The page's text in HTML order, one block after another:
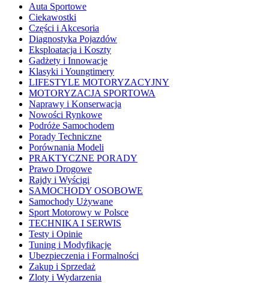
Auta Sportowe
Ciekawostki
Części i Akcesoria
Diagnostyka Pojazdów
Eksploatacja i Koszty
Gadżety i Innowacje
Klasyki i Youngtimery
LIFESTYLE MOTORYZACYJNY
MOTORYZACJA SPORTOWA
Naprawy i Konserwacja
Nowości Rynkowe
Podróże Samochodem
Porady Techniczne
Porównania Modeli
PRAKTYCZNE PORADY
Prawo Drogowe
Rajdy i Wyścigi
SAMOCHODY OSOBOWE
Samochody Używane
Sport Motorowy w Polsce
TECHNIKA I SERWIS
Testy i Opinie
Tuning i Modyfikacje
Ubezpieczenia i Formalności
Zakup i Sprzedaż
Zloty i Wydarzenia